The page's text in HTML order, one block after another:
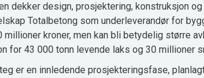
dekker design, prosjektering, konstruksjon
Totalbetong som underleverandør for
millioner kroner, men kan bli betydelig større
for 43 000 tonn levende laks og 30 millioner
er en innledende prosjekteringsfase,